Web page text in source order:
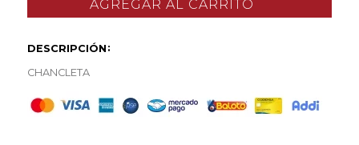
DESCRIPCIÓN
CHANCLETA